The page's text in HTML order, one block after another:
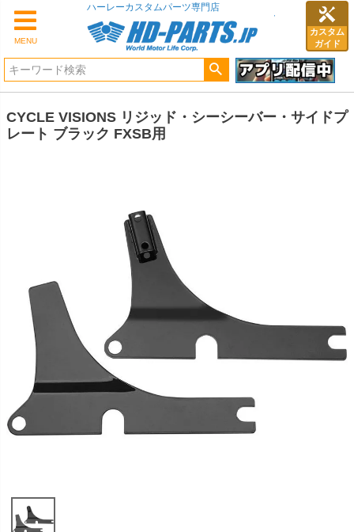
MENU
カスタム
ガイド
ハーレーカスタムパーツ専門店
CYCLE VISIONS リジッド・シーシーバー・サイドプ
レート ブラック FXSB用